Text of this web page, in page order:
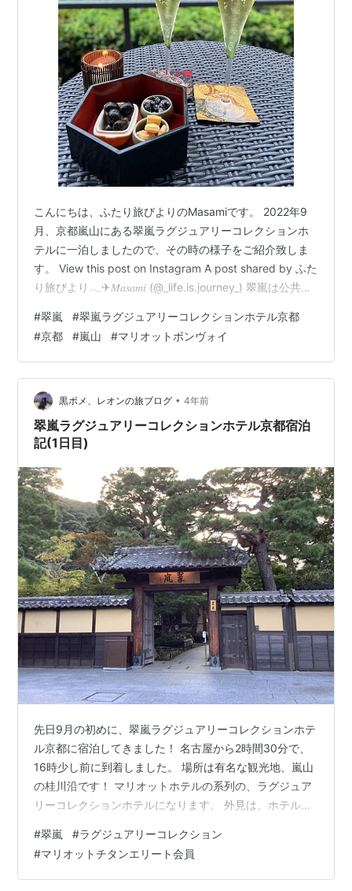
こんにちは、ふたり旅びよりのMasamiです。 2022年9
月、京都嵐山にある翠嵐ラグジュアリーコレクションホ
テルに一泊しましたので、その時の様子をご紹介致しま
す。 View this post on Instagram A post shared by ふた
り旅びより𓂃✈︎𝑀𝑎𝑠𝑎𝑚𝑖 (@_life.is.journey_) 翠嵐は公共交
に、京都駅に続いているJR嵯峨嵐山駅を利用する場合、
徒歩15分ほどかかりますのでご注意下さい。 場所は天龍
寺付近にあり、和風な門構えがとても立派です。 門をく
ぐると敷地内に日本庭園が広がります。 雨上が…
#翠嵐 #翠嵐ラグジュアリーコレクションホテル京都
#京都 #嵐山 #マリオットボンヴォイ
黒ポメ、レオンの旅ブログ • 4年前
翠嵐ラグジュアリーコレクションホテル京都宿泊
記(1日目)
先日9月の初めに、翠嵐ラグジュアリーコレクションホテ
ル京都に宿泊してきました！ 名古屋から2時間30分で、
16時少し前に到着しました。 場所は有名な観光地、嵐山
の桂川沿です！ マリオットホテルの系列の、ラグジュア
リーコレクションホテルになります。 外見は、ホテルと
こちらのレストラン翠嵐でゆっくり着席で！ 京都はレオ
ママの実家があるので、今まではホテル宿泊はしません
でした。 現在はマリオットホテルの、アンバサダーステ
#翠嵐 #ラグジュアリーコレクション
#マリオットチタンエリート会員